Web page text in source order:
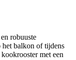
robuuste
het balkon of tijdens
met een